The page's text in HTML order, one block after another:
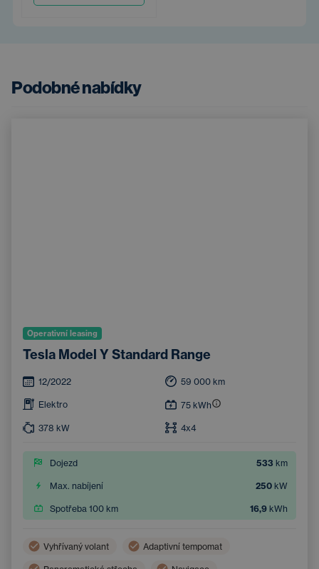
Podobné nabídky
Operativní leasing
Tesla Model Y Standard Range
12/2022 59 000 km
Elektro 75 kWh
378 kW 4x4
Dojezd 533 km
Max. nabíjení 250 kW
Spotřeba 100 km 16,9 kWh
Vyhřívaný volant Adaptivní tempomat